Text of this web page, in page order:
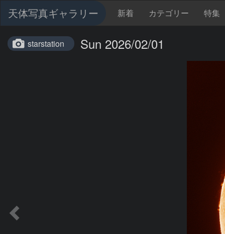
天体写真ギャラリー 新着 カテゴリー 特集
starstation Sun 2026/02/01